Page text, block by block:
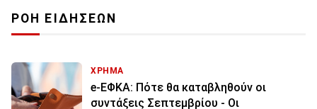
ΡΟΗ ΕΙΔΗΣΕΩΝ
ΧΡΗΜΑ
e-ΕΦΚΑ: Πότε θα καταβληθούν οι
συντάξεις Σεπτεμβρίου - Οι